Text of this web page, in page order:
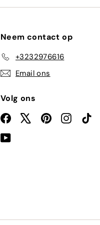
Neem contact op
+3232976616
Email ons
Volg ons
Facebook Pinterest
YouTube